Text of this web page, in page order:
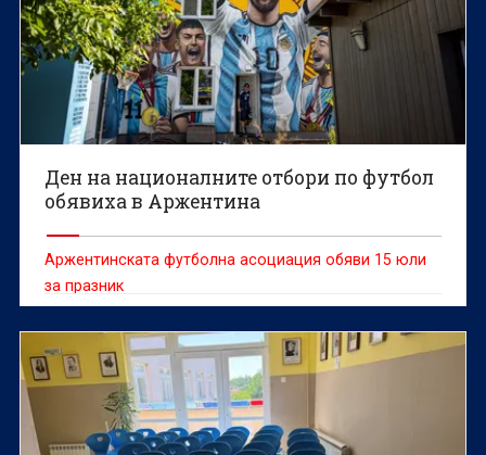
Ден на националните отбори по футбол
обявиха в Аржентина
Аржентинската футболна асоциация обяви 15 юли
за празник